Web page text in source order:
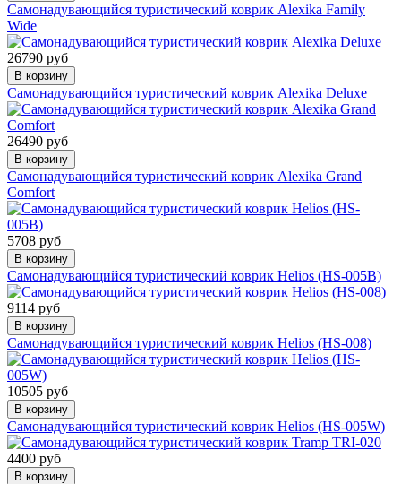
Самонадувающийся туристический коврик Alexika Family
Wide
26790 руб
В корзину
Самонадувающийся туристический коврик Alexika Deluxe
26490 руб
В корзину
Самонадувающийся туристический коврик Alexika Grand
Comfort
5708 руб
В корзину
Самонадувающийся туристический коврик Helios (HS-005В)
9114 руб
В корзину
Самонадувающийся туристический коврик Helios (HS-008)
10505 руб
В корзину
Самонадувающийся туристический коврик Helios (HS-005W)
4400 руб
В корзину